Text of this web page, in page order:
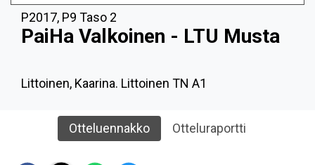
P2017, P9 Taso 2
PaiHa Valkoinen - LTU Musta
Littoinen, Kaarina. Littoinen TN A1
Otteluennakko Otteluraportti